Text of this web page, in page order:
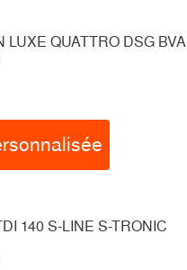
LUXE QUATTRO DSG BVA
140 S-LINE S-TRONIC